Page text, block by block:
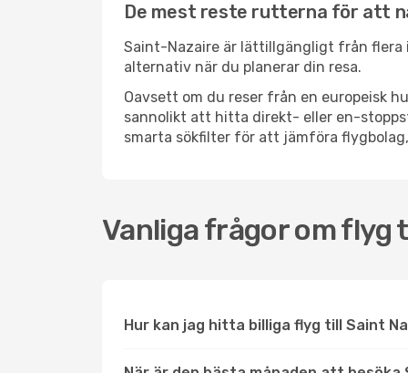
De mest reste rutterna för att
Saint-Nazaire är lättillgängligt från flera
alternativ när du planerar din resa.
Oavsett om du reser från en europeisk
sannolikt att hitta direkt- eller en-
smarta sökfilter för att jämföra
Vanliga frågor om flyg
Hur kan jag hitta billiga flyg till Saint